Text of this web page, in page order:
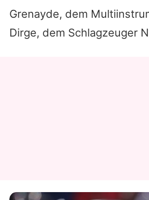
Grenayde, dem
Dirge, dem Schlagzeuger